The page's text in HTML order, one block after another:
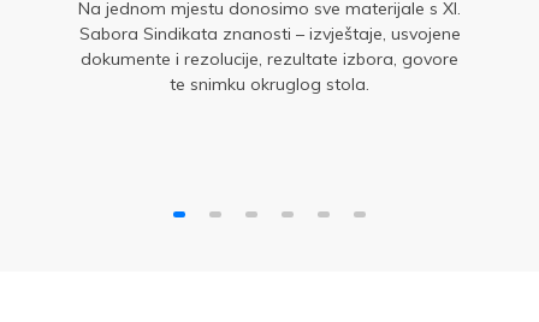
Na jednom mjestu donosimo sve materijale s XI.
Sabora Sindikata znanosti – izvještaje, usvojene
dokumente i rezolucije, rezultate izbora, govore
te snimku okruglog stola.